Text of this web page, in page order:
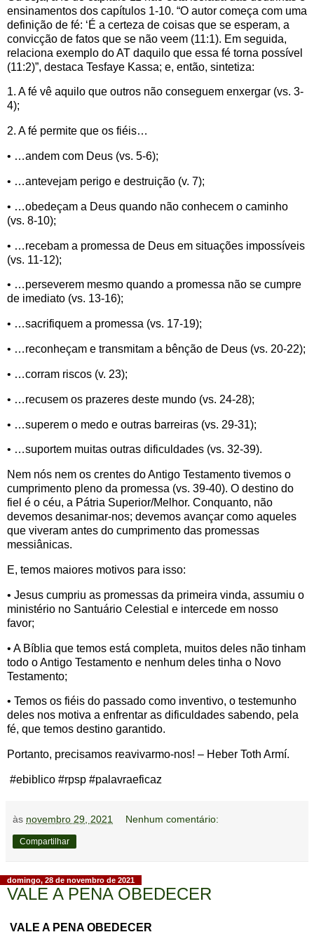
ensinamentos dos capítulos 1-10. “O autor começa com uma
definição de fé: ‘É a certeza de coisas que se esperam, a
convicção de fatos que se não veem (11:1). Em seguida,
relaciona exemplo do AT daquilo que essa fé torna possível
(11:2)”, destaca Tesfaye Kassa; e, então, sintetiza:
1. A fé vê aquilo que outros não conseguem enxergar (vs. 3-
4);
2. A fé permite que os fiéis…
• …andem com Deus (vs. 5-6);
• …antevejam perigo e destruição (v. 7);
• …obedeçam a Deus quando não conhecem o caminho
(vs. 8-10);
• …recebam a promessa de Deus em situações impossíveis
(vs. 11-12);
• …perseverem mesmo quando a promessa não se cumpre
de imediato (vs. 13-16);
• …sacrifiquem a promessa (vs. 17-19);
• …reconheçam e transmitam a bênção de Deus (vs. 20-22);
• …corram riscos (v. 23);
• …recusem os prazeres deste mundo (vs. 24-28);
• …superem o medo e outras barreiras (vs. 29-31);
• …suportem muitas outras dificuldades (vs. 32-39).
Nem nós nem os crentes do Antigo Testamento tivemos o
cumprimento pleno da promessa (vs. 39-40). O destino do
fiel é o céu, a Pátria Superior/Melhor. Conquanto, não
devemos desanimar-nos; devemos avançar como aqueles
que viveram antes do cumprimento das promessas
messiânicas.
E, temos maiores motivos para isso:
• Jesus cumpriu as promessas da primeira vinda, assumiu o
ministério no Santuário Celestial e intercede em nosso
favor;
• A Bíblia que temos está completa, muitos deles não tinham
todo o Antigo Testamento e nenhum deles tinha o Novo
Testamento;
• Temos os fiéis do passado como inventivo, o testemunho
deles nos motiva a enfrentar as dificuldades sabendo, pela
fé, que temos destino garantido.
Portanto, precisamos reavivarmo-nos! – Heber Toth Armí.
#ebiblico #rpsp #palavraeficaz
às novembro 29, 2021 Nenhum comentário:
Compartilhar
domingo, 28 de novembro de 2021
VALE A PENA OBEDECER
VALE A PENA OBEDECER